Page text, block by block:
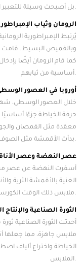
بل أصبحت وسيلة للتعبير الفني أيضًا.
الرومان وثياب
يُرتبط الإمبراطورية
وبالقميص البسيط. قامت
كما قام الرومان أيضًا
أساسية من ثيابهم.
أوروبا في العصور
خلال العصور الوسطى،
حرفة الخياطة جزءًا
معقدة مثل القمصان
بدأت الأقمشة مثل الصوف والحرير والكتان تصبح أكثر انتشارًا.
عصر النهضة وعصر
أسفرت النهضة عن عصر من
الغنية بالأقمشة الثرية
ملابس ذلك الوقت الكورسيه والياقة الفراشة والدوبليه كملابس مميزة.
الثورة الصناعية والإنتاج
أحدثت الثورة الصناعية
ملابس جاهزة، مما جعلها
الخياطة واختراع ألياف
الملابس.